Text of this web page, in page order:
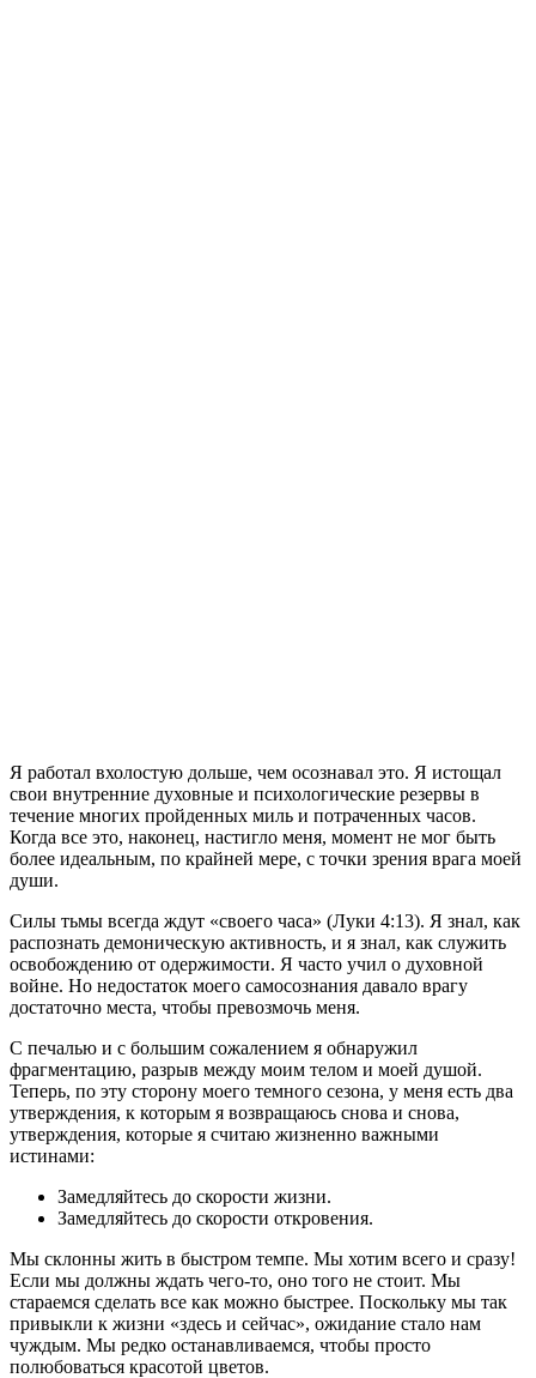
Я работал вхолостую дольше, чем осознавал это. Я истощал
свои внутренние духовные и психологические резервы в
течение многих пройденных миль и потраченных часов.
Когда все это, наконец, настигло меня, момент не мог быть
более идеальным, по крайней мере, с точки зрения врага моей
души.
Силы тьмы всегда ждут «своего часа» (Луки 4:13). Я знал, как
распознать демоническую активность, и я знал, как служить
освобождению от одержимости. Я часто учил о духовной
войне. Но недостаток моего самосознания давало врагу
достаточно места, чтобы превозмочь меня.
С печалью и с большим сожалением я обнаружил
фрагментацию, разрыв между моим телом и моей душой.
Теперь, по эту сторону моего темного сезона, у меня есть два
утверждения, к которым я возвращаюсь снова и снова,
утверждения, которые я считаю жизненно важными
истинами:
Замедляйтесь до скорости жизни.
Замедляйтесь до скорости откровения.
Мы склонны жить в быстром темпе. Мы хотим всего и сразу!
Если мы должны ждать чего-то, оно того не стоит. Мы
стараемся сделать все как можно быстрее. Поскольку мы так
привыкли к жизни «здесь и сейчас», ожидание стало нам
чуждым. Мы редко останавливаемся, чтобы просто
полюбоваться красотой цветов.